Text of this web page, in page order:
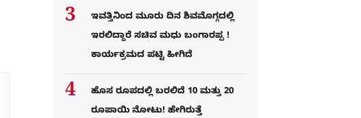
ಇವತ್ತಿನಿಂದ ಮೂರು ದಿನ ಶಿವಮೊಗ್ಗದಲ್ಲಿ
ಇರಲಿದ್ದಾರೆ ಸಚಿವ ಮಧು ಬಂಗಾರಪ್ಪ !
ಕಾರ್ಯಕ್ರಮದ ಪಟ್ಟಿ ಹೀಗಿದೆ
ಹೊಸ ರೂಪದಲ್ಲಿ ಬರಲಿದೆ 10 ಮತ್ತು 20
ರೂಪಾಯಿ ನೋಟು! ಹೇಗಿರುತ್ತೆ